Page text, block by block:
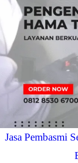
Jasa Pembasmi